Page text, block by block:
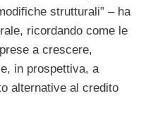
strutturali” – ha
ricordando come le
a crescere,
in prospettiva, a
alternative al credito